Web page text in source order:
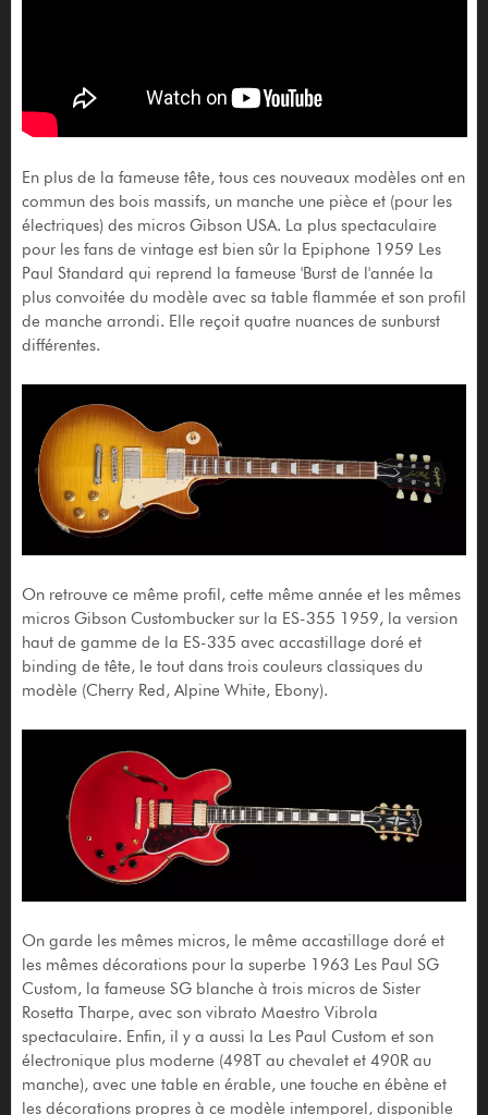
En plus de la fameuse tête, tous ces nouveaux modèles ont en
commun des bois massifs, un manche une pièce et (pour les
électriques) des micros Gibson USA. La plus spectaculaire
pour les fans de vintage est bien sûr la Epiphone 1959 Les
Paul Standard qui reprend la fameuse 'Burst de l'année la
plus convoitée du modèle avec sa table flammée et son profil
de manche arrondi. Elle reçoit quatre nuances de sunburst
différentes.
On retrouve ce même profil, cette même année et les mêmes
micros Gibson Custombucker sur la ES-355 1959, la version
haut de gamme de la ES-335 avec accastillage doré et
binding de tête, le tout dans trois couleurs classiques du
modèle (Cherry Red, Alpine White, Ebony).
On garde les mêmes micros, le même accastillage doré et
les mêmes décorations pour la superbe 1963 Les Paul SG
Custom, la fameuse SG blanche à trois micros de Sister
Rosetta Tharpe, avec son vibrato Maestro Vibrola
spectaculaire. Enfin, il y a aussi la Les Paul Custom et son
électronique plus moderne (498T au chevalet et 490R au
manche), avec une table en érable, une touche en ébène et
les décorations propres à ce modèle intemporel, disponible